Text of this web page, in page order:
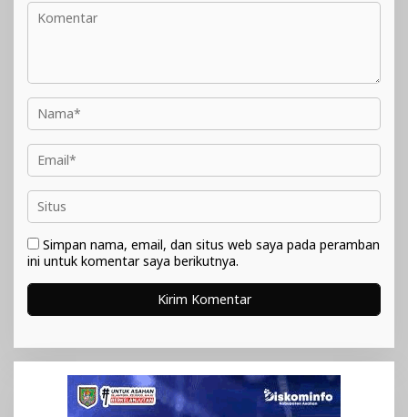
Simpan nama, email, dan situs web saya pada peramban
ini untuk komentar saya berikutnya.